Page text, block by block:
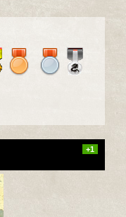
+1